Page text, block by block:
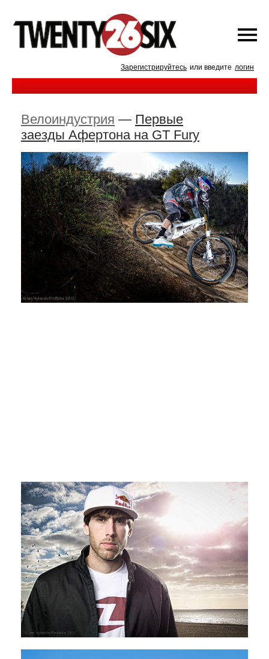
Зарегистрируйтесь или введите логин
Велоиндустрия — Первые
заезды Афертона на GT Fury